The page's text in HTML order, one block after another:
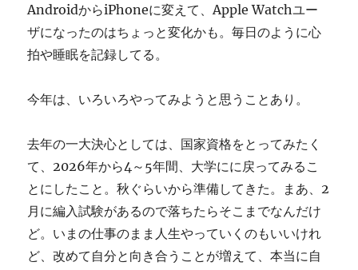
AndroidからiPhoneに変えて、Apple Watchユー
ザになったのはちょっと変化かも。毎日のように心
拍や睡眠を記録してる。
今年は、いろいろやってみようと思うことあり。
去年の一大決心としては、国家資格をとってみたく
て、2026年から4～5年間、大学にに戻ってみるこ
とにしたこと。秋ぐらいから準備してきた。まあ、2
月に編入試験があるので落ちたらそこまでなんだけ
ど。いまの仕事のまま人生やっていくのもいいけれ
ど、改めて自分と向き合うことが増えて、本当に自